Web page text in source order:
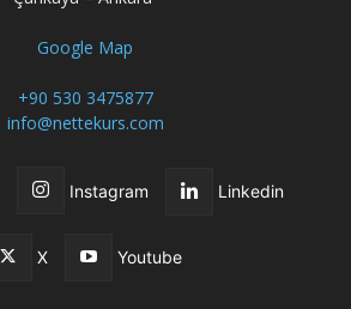
Google Map
+90 530 3475877
info@nettekurs.com
Instagram Linkedin
X Youtube